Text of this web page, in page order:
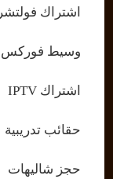
اشتراك فولتشر
وسيط فوركس
اشتراك IPTV
حقائب تدريبية
حجز شاليهات